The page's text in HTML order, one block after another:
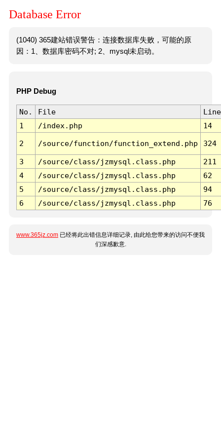
Database Error
(1040) 365建站错误警告：连接数据库失败，可能的原
因：1、数据库密码不对; 2、mysql未启动。
PHP Debug
No. File
Line
1
/index.php 14
2 /source/function/function_extend.php 324
3 /source/class/jzmysql.class.php
211
4
/source/class/jzmysql.class.php
62
5
/source/class/jzmysql.class.php
94
6
/source/class/jzmysql.class.php 76
www.365jz.com 已经将此出错信息详细记录, 由此给您带来的访问不便我
们深感歉意.